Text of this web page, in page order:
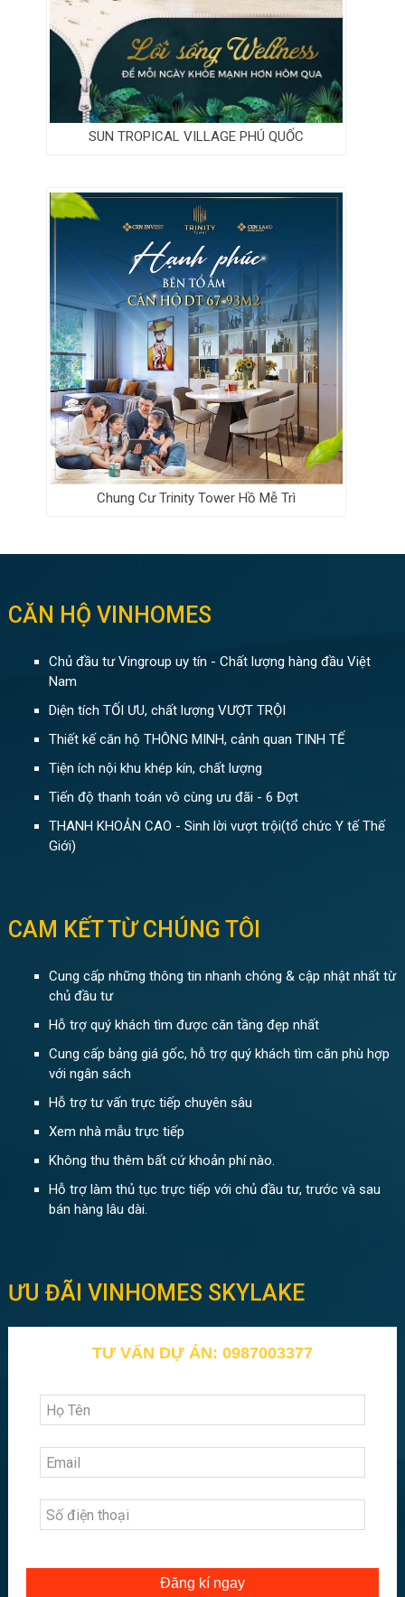
SUN TROPICAL VILLAGE PHÚ QUỐC
Chung Cư Trinity Tower Hồ Mễ Trì
CĂN HỘ VINHOMES
Chủ đầu tư Vingroup uy tín - Chất lượng hàng đầu Việt
Nam
Diện tích TỐI ƯU, chất lượng VƯỢT TRỘI
Thiết kế căn hộ THÔNG MINH, cảnh quan TINH TẾ
Tiện ích nội khu khép kín, chất lượng
Tiến độ thanh toán vô cùng ưu đãi - 6 Đợt
THANH KHOẢN CAO - Sinh lời vượt trội(tổ chức Y tế Thế
Giới)
CAM KẾT TỪ CHÚNG TÔI
Cung cấp những thông tin nhanh chóng & cập nhật nhất từ
chủ đầu tư
Hỗ trợ quý khách tìm được căn tầng đẹp nhất
Cung cấp bảng giá gốc, hỗ trợ quý khách tìm căn phù hợp
với ngân sách
Hỗ trợ tư vấn trực tiếp chuyên sâu
Xem nhà mẫu trực tiếp
Không thu thêm bất cứ khoản phí nào.
Hỗ trợ làm thủ tục trực tiếp với chủ đầu tư, trước và sau
bán hàng lâu dài.
ƯU ĐÃI VINHOMES SKYLAKE
TƯ VẤN DỰ ÁN: 0987003377
Đăng kí ngay